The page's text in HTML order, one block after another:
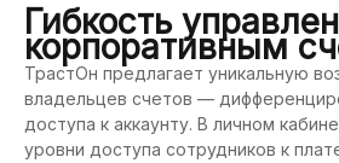
Гибкость
корпоративным
ТрастОн предлагает уникальную
владельцев счетов —
доступа к аккаунту. В личном
уровни доступа сотрудников к